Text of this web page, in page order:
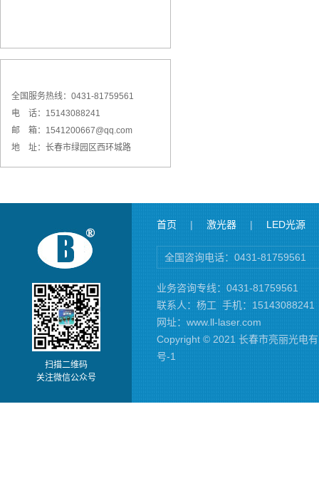
全国服务热线：0431-81759561
电 话：15143088241
邮 箱：1541200667@qq.com
地 址：长春市绿园区西环城路
扫描二维码
关注微信公众号
首页 | 激光器 | LED光源
全国咨询电话：0431-81759561
业务咨询专线：0431-81759561
联系人：杨工 手机：15143088241
网址： www.ll-laser.com
Copyright © 2021 长春市亮丽光电
号-1